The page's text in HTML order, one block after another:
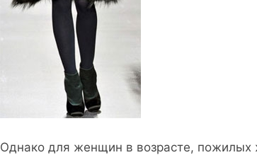
Однако для женщин в возрасте, пожилых